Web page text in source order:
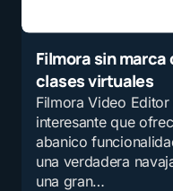
Filmora sin marca
clases virtuales
Filmora Video
interesante que
abanico
una verdadera
una gran…